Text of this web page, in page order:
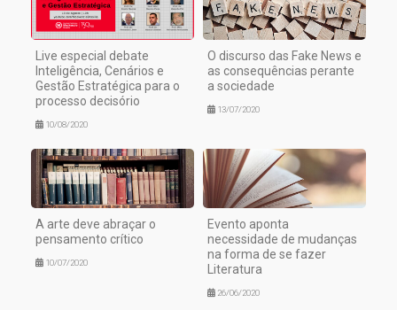
Live especial debate
Inteligência, Cenários e
Gestão Estratégica para o
processo decisório
10/08/2020
O discurso das Fake News e
as consequências perante
a sociedade
13/07/2020
A arte deve abraçar o
pensamento crítico
10/07/2020
Evento aponta
necessidade de mudanças
na forma de se fazer
Literatura
26/06/2020